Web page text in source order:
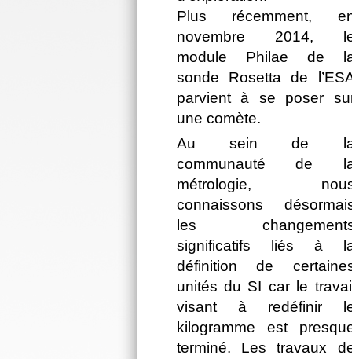
Plus récemment,
novembre 2014,
module Philae de
sonde Rosetta de
parvient à se poser
une comète.
Au sein de
communauté de
métrologie,
connaissons
les
significatifs liés à
définition de
unités du SI car le
visant à redéfinir
kilogramme est
terminé. Les travaux